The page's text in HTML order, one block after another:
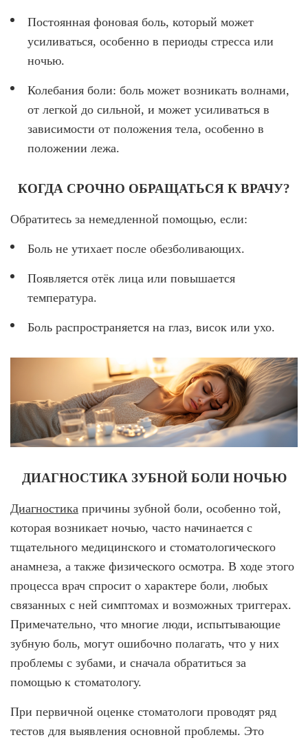
Постоянная фоновая боль, который может
усиливаться, особенно в периоды стресса или
ночью.
Колебания боли: боль может возникать волнами,
от легкой до сильной, и может усиливаться в
зависимости от положения тела, особенно в
положении лежа.
КОГДА СРОЧНО ОБРАЩАТЬСЯ К ВРАЧУ?
Обратитесь за немедленной помощью, если:
Боль не утихает после обезболивающих.
Появляется отёк лица или повышается
температура.
Боль распространяется на глаз, висок или ухо.
ДИАГНОСТИКА ЗУБНОЙ БОЛИ НОЧЬЮ
Диагностика причины зубной боли, особенно той,
которая возникает ночью, часто начинается с
тщательного медицинского и стоматологического
анамнеза, а также физического осмотра. В ходе этого
процесса врач спросит о характере боли, любых
связанных с ней симптомах и возможных триггерах.
Примечательно, что многие люди, испытывающие
зубную боль, могут ошибочно полагать, что у них
проблемы с зубами, и сначала обратиться за
помощью к стоматологу.
При первичной оценке стоматологи проводят ряд
тестов для выявления основной проблемы. Это